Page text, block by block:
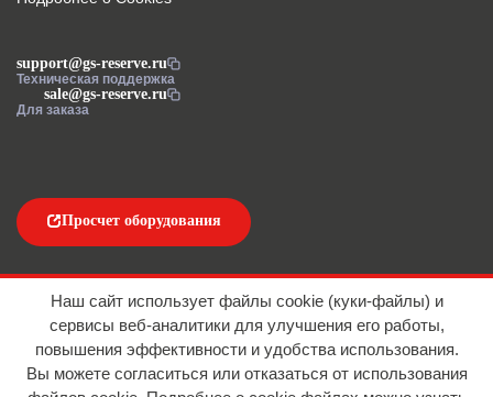
support@gs-reserve.ru
Техническая поддержка
sale@gs-reserve.ru
Для заказа
Просчет оборудования
Наш сайт использует файлы cookie (куки-файлы) и
сервисы веб-аналитики для улучшения его работы,
повышения эффективности и удобства использования.
Вы можете согласиться или отказаться от использования